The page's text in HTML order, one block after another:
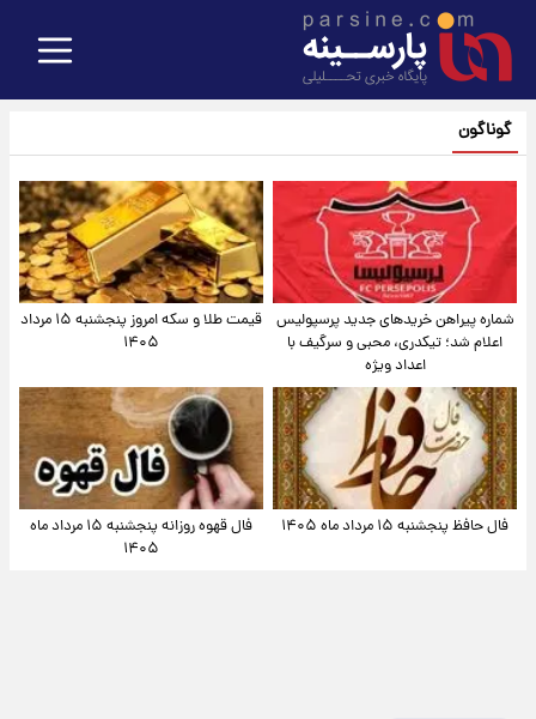
گوناگون
شماره پیراهن خریدهای جدید پرسپولیس
اعلام شد؛ تیکدری، محبی و سرگیف با
اعداد ویژه
قیمت طلا و سکه امروز پنجشنبه ۱۵ مرداد
۱۴۰۵
فال حافظ پنجشنبه ۱۵ مرداد ماه ۱۴۰۵
فال قهوه روزانه پنجشنبه ۱۵ مرداد ماه
۱۴۰۵